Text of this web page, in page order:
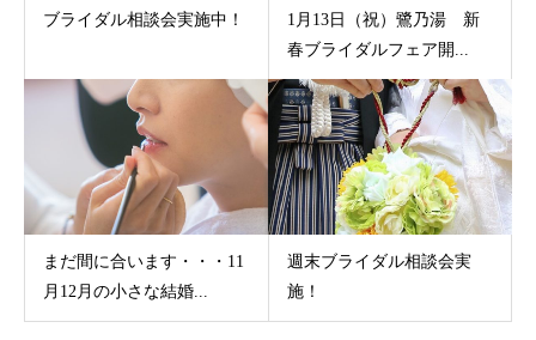
ブライダル相談会実施中！
1月13日（祝）鷺乃湯 新
春ブライダルフェア開...
まだ間に合います・・・11
月12月の小さな結婚...
週末ブライダル相談会実
施！